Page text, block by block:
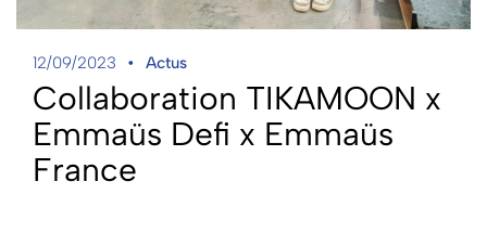
12/09/2023 Actus
Collaboration TIKAMOON x
Emmaüs Defi x Emmaüs
France